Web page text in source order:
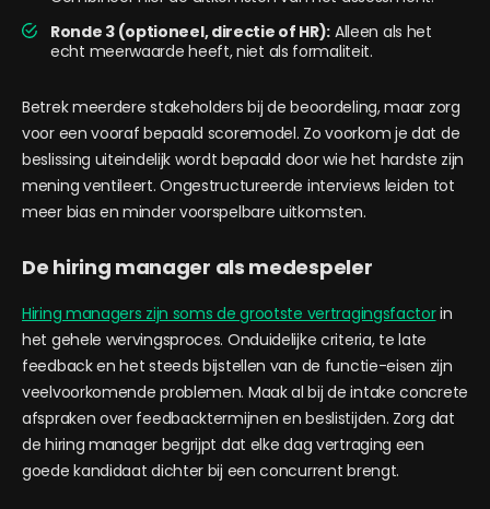
Ronde 3 (optioneel, directie of HR): Alleen als het
echt meerwaarde heeft, niet als formaliteit.
Betrek meerdere stakeholders bij de beoordeling, maar zorg
voor een vooraf bepaald scoremodel. Zo voorkom je dat de
beslissing uiteindelijk wordt bepaald door wie het hardste zijn
mening ventileert. Ongestructureerde interviews leiden tot
meer bias en minder voorspelbare uitkomsten.
De hiring manager als medespeler
Hiring managers zijn soms de grootste vertragingsfactorin
het gehele wervingsproces. Onduidelijke criteria, te late
feedback en het steeds bijstellen van de functie-eisen zijn
veelvoorkomende problemen. Maak al bij de intake concrete
afspraken over feedbacktermijnen en beslistijden. Zorg dat
de hiring manager begrijpt dat elke dag vertraging een
goede kandidaat dichter bij een concurrent brengt.